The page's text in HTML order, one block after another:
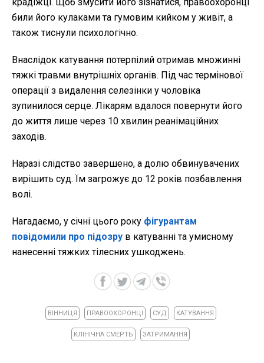
били його кулаками та гумовим кийком у живіт, а
також тиснули психологічно.
Внаслідок катування потерпілий отримав множинні
тяжкі травми внутрішніх органів. Під час термінової
операції з видалення селезінки у чоловіка
зупинилося серце. Лікарям вдалося повернути його
до життя лише через 10 хвилин реанімаційних
заходів.
Наразі слідство завершено, а долю обвинувачених
вирішить суд. Їм загрожує до 12 років позбавлення
волі.
Нагадаємо, у січні цього року фігурантам
повідомили про підозру в катуванні та умисному
нанесенні тяжких тілесних ушкоджень.
ВІННИЦЯ ПРАВООХОРОНЦІ СУД КАТУВАННЯ
КЛІНІЧНА СМЕРТЬ ЗАТРИМАННЯ